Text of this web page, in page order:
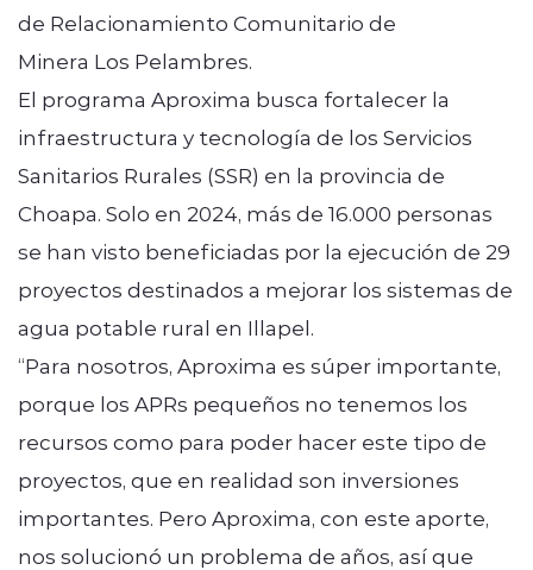
de Relacionamiento Comunitario de
Minera Los Pelambres.
El programa Aproxima busca fortalecer la
infraestructura y tecnología de los Servicios
Sanitarios Rurales (SSR) en la provincia de
Choapa. Solo en 2024, más de 16.000 personas
se han visto beneficiadas por la ejecución de 29
proyectos destinados a mejorar los sistemas de
agua potable rural en Illapel.
“Para nosotros, Aproxima es súper importante,
porque los APRs pequeños no tenemos los
recursos como para poder hacer este tipo de
proyectos, que en realidad son inversiones
importantes. Pero Aproxima, con este aporte,
nos solucionó un problema de años, así que